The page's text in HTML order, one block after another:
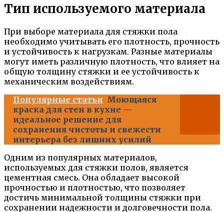
Тип используемого материала
При выборе материала для стяжки пола
необходимо учитывать его плотность, прочность
и устойчивость к нагрузкам. Разные материалы
могут иметь различную плотность, что влияет на
общую толщину стяжки и ее устойчивость к
механическим воздействиям.
Популярные статьи Моющаяся
краска для стен в кухне —
идеальное решение для
сохранения чистоты и свежести
интерьера без лишних усилий
Одним из популярных материалов,
используемых для стяжки полов, является
цементная смесь. Она обладает высокой
прочностью и плотностью, что позволяет
достичь минимальной толщины стяжки при
сохранении надежности и долговечности пола.